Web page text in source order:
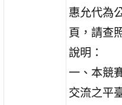
惠允代為
頁，請查
說明：
一、本競
交流之平